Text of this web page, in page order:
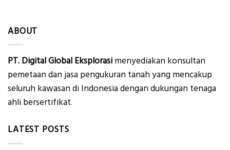
ABOUT
PT. Digital Global Eksplorasi menyediakan konsultan
pemetaan dan jasa pengukuran tanah yang mencakup
seluruh kawasan di Indonesia dengan dukungan tenaga
ahli bersertifikat.
LATEST POSTS